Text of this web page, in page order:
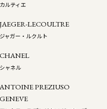
カルティエ
JAEGER-LECOULTRE
ジャガー・ルクルト
CHANEL
シャネル
ANTOINE PREZIUSO
GENEVE